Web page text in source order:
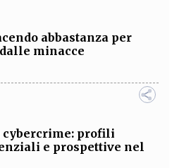
abbastanza per
minacce
cybercrime: profili
e prospettive nel